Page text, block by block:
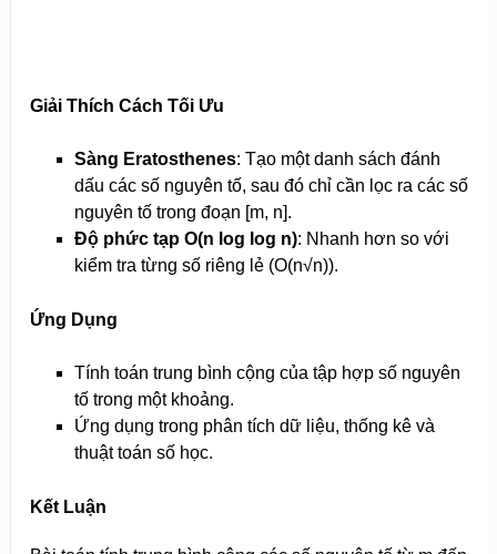
Giải Thích Cách Tối Ưu
Sàng Eratosthenes: Tạo một danh sách đánh
dấu các số nguyên tố, sau đó chỉ cần lọc ra các số
nguyên tố trong đoạn [m, n].
Độ phức tạp O(n log log n): Nhanh hơn so với
kiểm tra từng số riêng lẻ (O(n√n)).
Ứng Dụng
Tính toán trung bình cộng của tập hợp số nguyên
tố trong một khoảng.
Ứng dụng trong phân tích dữ liệu, thống kê và
thuật toán số học.
Kết Luận